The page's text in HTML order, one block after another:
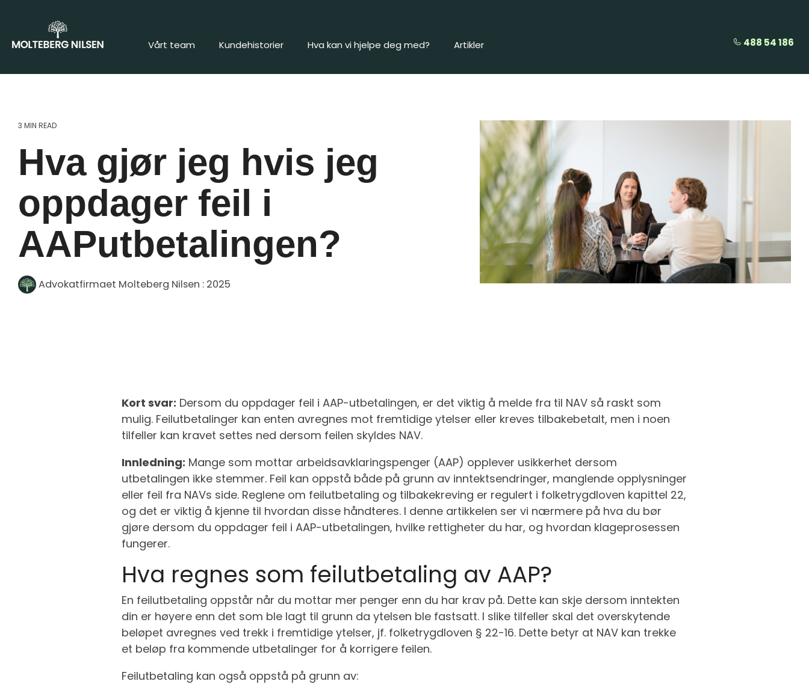
Vårt team Kundehistorier Hva kan vi hjelpe deg med? Artikler 488 54 186
3 MIN READ
Hva gjør jeg hvis jeg
oppdager feil i
AAPutbetalingen?
Advokatfirmaet Molteberg Nilsen : 2025
Kort svar: Dersom du oppdager feil i AAP-utbetalingen, er det viktig å melde fra til NAV så raskt som
mulig. Feilutbetalinger kan enten avregnes mot fremtidige ytelser eller kreves tilbakebetalt, men i noen
tilfeller kan kravet settes ned dersom feilen skyldes NAV.
Innledning: Mange som mottar arbeidsavklaringspenger (AAP) opplever usikkerhet dersom
utbetalingen ikke stemmer. Feil kan oppstå både på grunn av inntektsendringer, manglende opplysninger
eller feil fra NAVs side. Reglene om feilutbetaling og tilbakekreving er regulert i folketrygdloven kapittel 22,
og det er viktig å kjenne til hvordan disse håndteres. I denne artikkelen ser vi nærmere på hva du bør
gjøre dersom du oppdager feil i AAP-utbetalingen, hvilke rettigheter du har, og hvordan klageprosessen
fungerer.
Hva regnes som feilutbetaling av AAP?
En feilutbetaling oppstår når du mottar mer penger enn du har krav på. Dette kan skje dersom inntekten
din er høyere enn det som ble lagt til grunn da ytelsen ble fastsatt. I slike tilfeller skal det overskytende
beløpet avregnes ved trekk i fremtidige ytelser, jf. folketrygdloven § 22-16. Dette betyr at NAV kan trekke
et beløp fra kommende utbetalinger for å korrigere feilen.
Feilutbetaling kan også oppstå på grunn av: